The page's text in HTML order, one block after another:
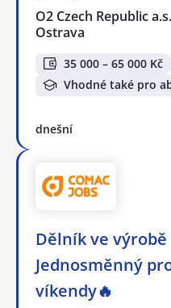
O2 Czech Republic a.s.
Ostrava
35 000 – 65 000 Kč
Vhodné také pro
dnešní
Dělník ve výrobě
Jednosměnný
víkendy🔥